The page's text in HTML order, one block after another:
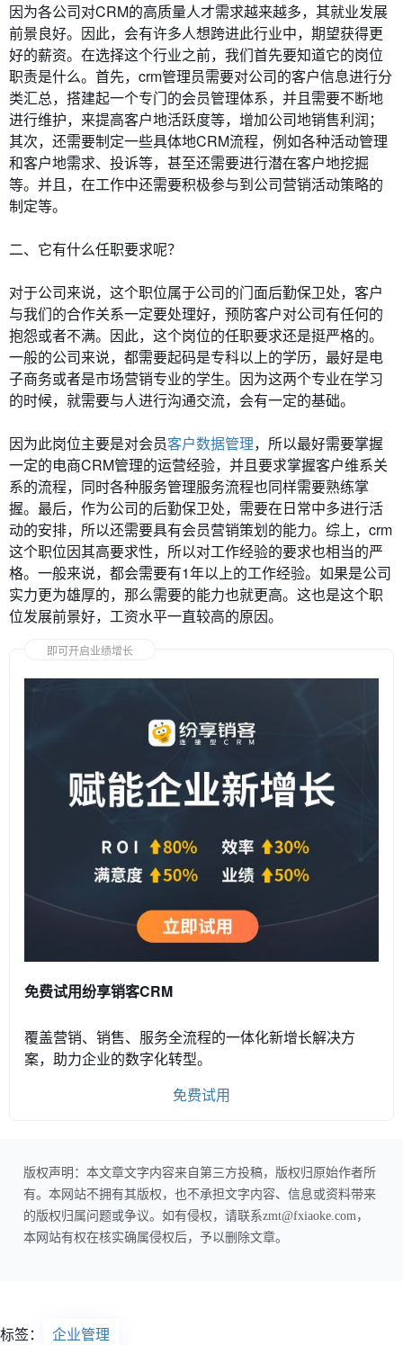
因为各公司对CRM的高质量人才需求越来越多，其就业发展
前景良好。因此，会有许多人想跨进此行业中，期望获得更
好的薪资。在选择这个行业之前，我们首先要知道它的岗位
职责是什么。首先，crm管理员需要对公司的客户信息进行分
类汇总，搭建起一个专门的会员管理体系，并且需要不断地
进行维护，来提高客户地活跃度等，增加公司地销售利润；
其次，还需要制定一些具体地CRM流程，例如各种活动管理
和客户地需求、投诉等，甚至还需要进行潜在客户地挖掘
等。并且，在工作中还需要积极参与到公司营销活动策略的
制定等。
二、它有什么任职要求呢？
对于公司来说，这个职位属于公司的门面后勤保卫处，客户
与我们的合作关系一定要处理好，预防客户对公司有任何的
抱怨或者不满。因此，这个岗位的任职要求还是挺严格的。
一般的公司来说，都需要起码是专科以上的学历，最好是电
子商务或者是市场营销专业的学生。因为这两个专业在学习
的时候，就需要与人进行沟通交流，会有一定的基础。
因为此岗位主要是对会员客户数据管理，所以最好需要掌握
一定的电商CRM管理的运营经验，并且要求掌握客户维系关
系的流程，同时各种服务管理服务流程也同样需要熟练掌
握。最后，作为公司的后勤保卫处，需要在日常中多进行活
动的安排，所以还需要具有会员营销策划的能力。综上，crm
这个职位因其高要求性，所以对工作经验的要求也相当的严
格。一般来说，都会需要有1年以上的工作经验。如果是公司
实力更为雄厚的，那么需要的能力也就更高。这也是这个职
位发展前景好，工资水平一直较高的原因。
即可开启业绩增长
免费试用纷享销客CRM
覆盖营销、销售、服务全流程的一体化新增长解决方
案，助力企业的数字化转型。
免费试用
版权声明：本文章文字内容来自第三方投稿，版权归原始作者所
有。本网站不拥有其版权，也不承担文字内容、信息或资料带来
的版权归属问题或争议。如有侵权，请联系zmt@fxiaoke.com，
本网站有权在核实确属侵权后，予以删除文章。
标签： 企业管理